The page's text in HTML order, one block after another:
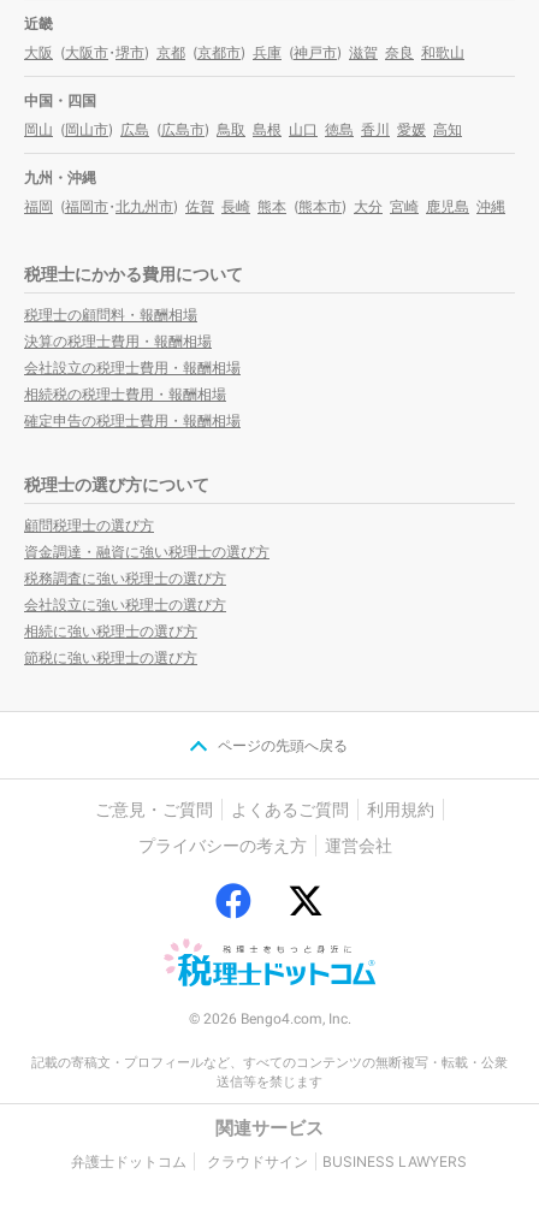
近畿
大阪 (大阪市・堺市) 京都 (京都市) 兵庫 (神戸市) 滋賀 奈良 和歌山
中国・四国
岡山 (岡山市) 広島 (広島市) 鳥取 島根 山口 徳島 香川 愛媛 高知
九州・沖縄
福岡 (福岡市・北九州市) 佐賀 長崎 熊本 (熊本市) 大分 宮崎 鹿児島 沖縄
税理士にかかる費用について
税理士の顧問料・報酬相場
決算の税理士費用・報酬相場
会社設立の税理士費用・報酬相場
相続税の税理士費用・報酬相場
確定申告の税理士費用・報酬相場
税理士の選び方について
顧問税理士の選び方
資金調達・融資に強い税理士の選び方
税務調査に強い税理士の選び方
会社設立に強い税理士の選び方
相続に強い税理士の選び方
節税に強い税理士の選び方
ページの先頭へ戻る
ご意見・ご質問 よくあるご質問
利用規約
プライバシーの考え方
運営会社
© 2026 Bengo4.com, Inc.
記載の寄稿文・プロフィールなど、すべてのコンテンツの無断複写・転載・公衆
送信等を禁じます
関連サービス
弁護士ドットコム クラウドサイン BUSINESS LAWYERS